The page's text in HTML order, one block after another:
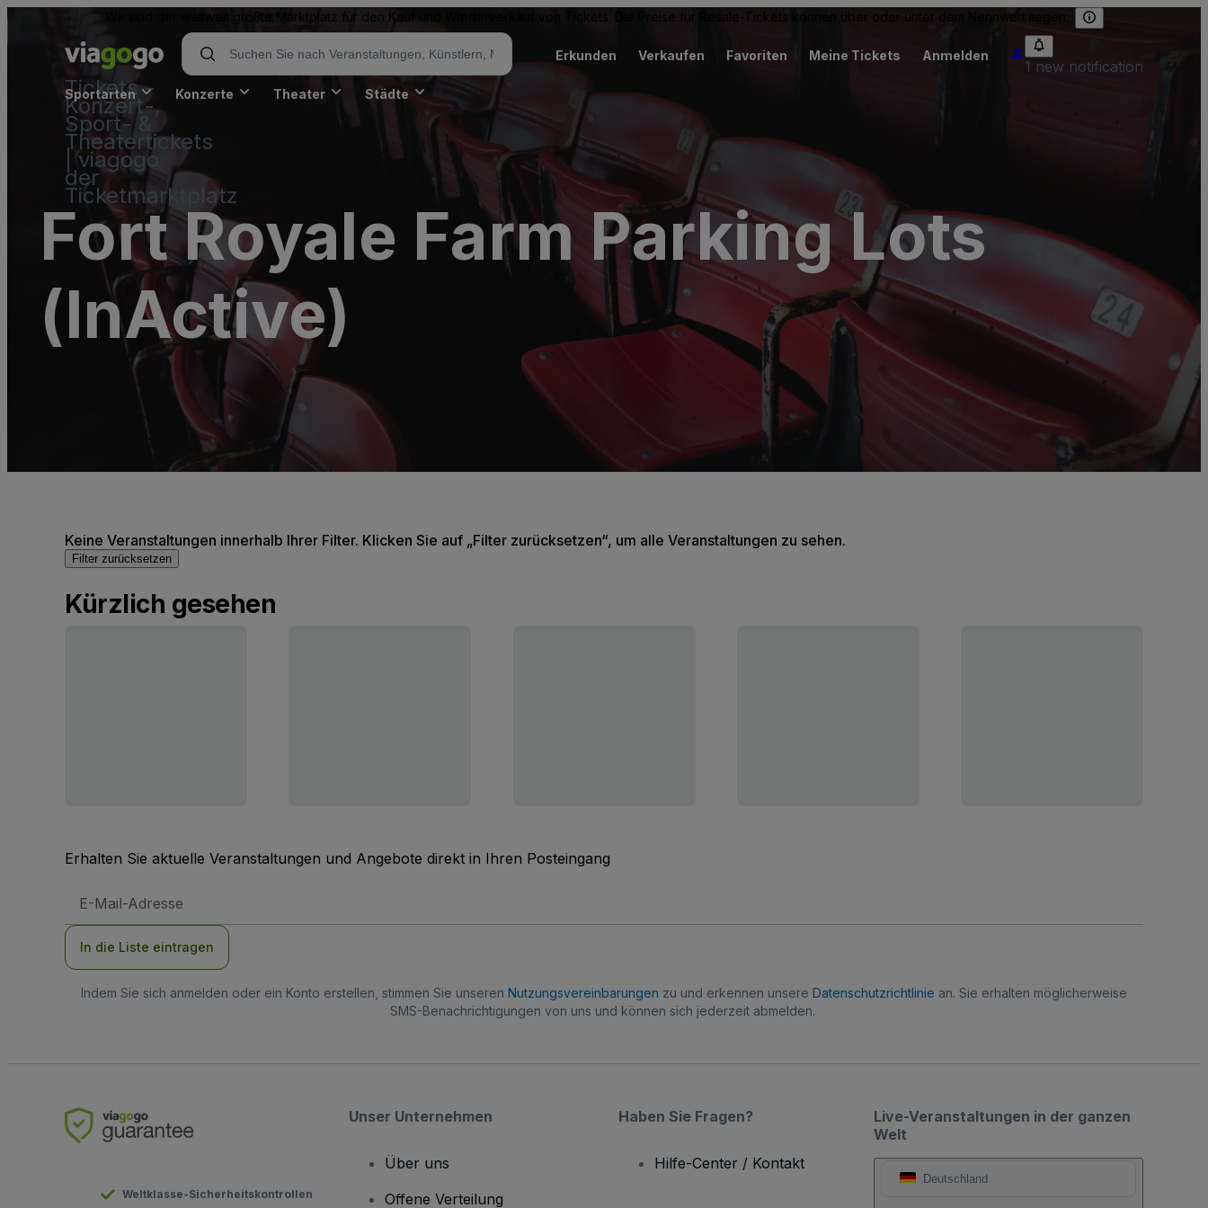
Wir sind der weltweit größte Marktplatz für den Kauf und Wiederverkauf von Tickets. Die Preise für Resale-Tickets können über oder unter dem Nennwert liegen.
Tickets -
Konzert-,
Sport- &
Theatertickets
| viagogo
der
Ticketmarktplatz
Erkunden Verkaufen Favoriten Meine Tickets Anmelden
1 new notification
Sportarten Konzerte Theater Städte
Fort Royale Farm Parking Lots
(InActive)
Keine Veranstaltungen innerhalb Ihrer Filter. Klicken Sie auf „Filter zurücksetzen“, um alle Veranstaltungen zu sehen.
Filter zurücksetzen
Kürzlich gesehen
Erhalten Sie aktuelle Veranstaltungen und Angebote direkt in Ihren Posteingang
Mail-
In die Liste eintragen
Indem Sie sich anmelden oder ein Konto erstellen, stimmen Sie unseren Nutzungsvereinbarungen zu und erkennen unsere Datenschutzrichtlinie an. Sie erhalten möglicherweise
SMS-Benachrichtigungen von uns und können sich jederzeit abmelden.
Live-Veranstaltungen in der ganzen
Welt
Deutschland
Weltklasse-Sicherheitskontrollen
Unser Unternehmen
Über uns
Offene Verteilung
Haben Sie Fragen?
Hilfe-Center / Kontakt